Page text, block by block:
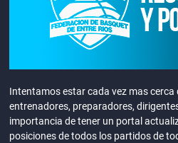
Intentamos estar cada vez mas cerca
entrenadores, preparadores,
importancia de tener un portal
posiciones de todos los partidos de